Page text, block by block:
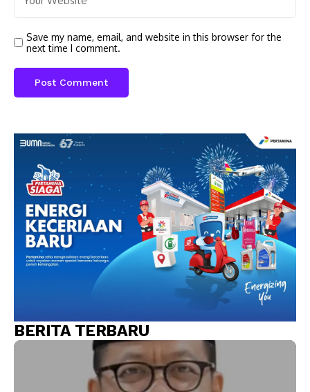
Save my name, email, and website in this browser for the
next time I comment.
BERITA TERBARU